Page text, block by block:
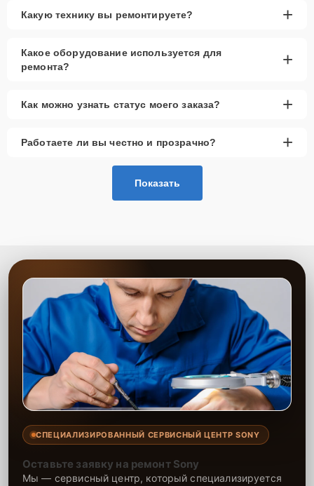
Какую технику вы ремонтируете? +
Какое оборудование используется для
ремонта?
+
Как можно узнать статус моего заказа? +
Работаете ли вы честно и прозрачно? +
Показать
СПЕЦИАЛИЗИРОВАННЫЙ СЕРВИСНЫЙ ЦЕНТР SONY
Оставьте заявку на ремонт Sony
Мы — сервисный центр, который специализируется